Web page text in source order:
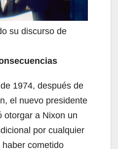
su discurso de
1974, después de
el nuevo presidente
otorgar a Nixon un
por cualquier
cometido